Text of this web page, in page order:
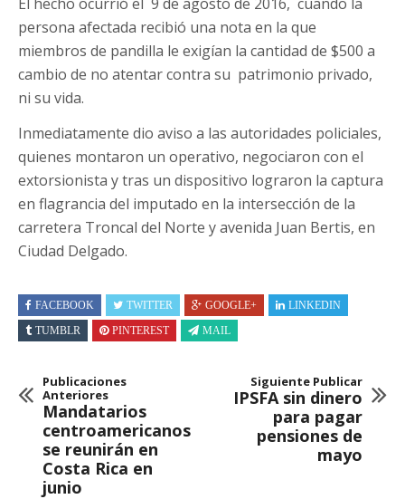
El hecho ocurrió el 9 de agosto de 2016, cuando la
persona afectada recibió una nota en la que
miembros de pandilla le exigían la cantidad de $500 a
cambio de no atentar contra su patrimonio privado,
ni su vida.
Inmediatamente dio aviso a las autoridades policiales,
quienes montaron un operativo, negociaron con el
extorsionista y tras un dispositivo lograron la captura
en flagrancia del imputado en la intersección de la
carretera Troncal del Norte y avenida Juan Bertis, en
Ciudad Delgado.
FACEBOOK TWITTER GOOGLE+
LINKEDIN
TUMBLR
PINTEREST MAIL
Publicaciones
Anteriores
Mandatarios
centroamericanos
se reunirán en
Costa Rica en
junio
Siguiente Publicar
IPSFA sin dinero
para pagar
pensiones de
mayo